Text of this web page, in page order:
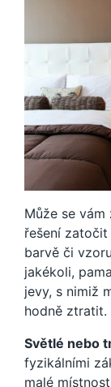
Může se
řešení
barvě či
jakékoli,
jevy, s nimiž
hodně ztratit.
Světlé nebo
fyzikálními
malé